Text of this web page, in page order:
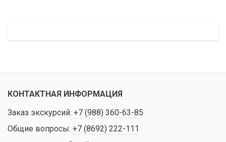
КОНТАКТНАЯ ИНФОРМАЦИЯ
Заказ экскурсий: +7 (988) 360-63-85
Общие вопросы: +7 (8692) 222-111